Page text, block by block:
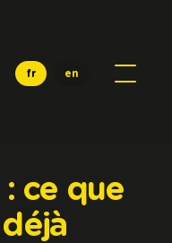
fr en
: ce que
déjà